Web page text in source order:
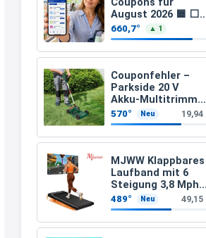
August 2026 🟦 ⬜
15-fach, 10-fach
Coupons auf den
gesamten Einkauf
ab 2 €
660,7° ▲ 1
Couponfehler –
Parkside 20 V
Akku-Multitrimmer
PAMT 20-Li A1
(ohne Akku und
Ladegerät)
570° Neu 19,94
MJWW Klappbares
Laufband mit 6
Steigung 3,8 Mph/6
Km/h Walking
489° Neu 49,15
↩
Katalin
Hallo, ich habe ein
13:09
↩
Katalin
wie löse ich mein
was bereits bezahlt
13:10
↩